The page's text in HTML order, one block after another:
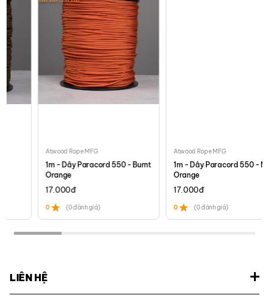
Atwood Rope MFG
1m - Dây Paracord 550 - Burnt
đ
(0 đánh giá)
Atwood Rope MFG
1m - Dây Paracord 550 - Neon
đ
(0 đánh giá)
LIÊN HỆ